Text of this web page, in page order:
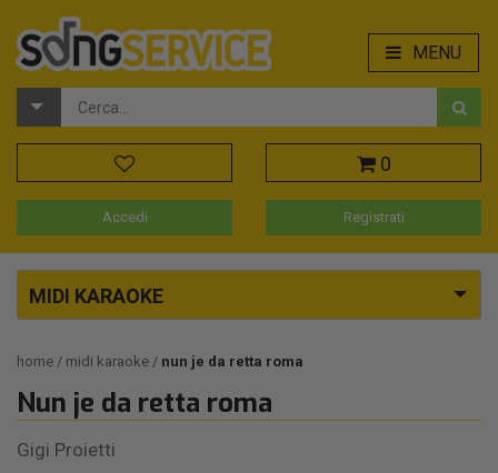
MENU
0
Accedi Registrati
MIDI KARAOKE
home midi karaoke nun je da retta roma
Nun je da retta roma
Gigi Proietti